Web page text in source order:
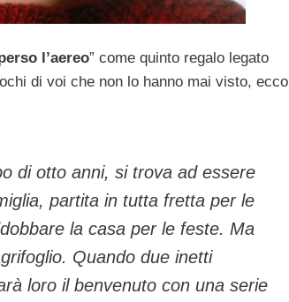
l’aereo” come quinto regalo legato
di voi che non lo hanno mai visto, ecco
di otto anni, si trova ad essere
partita in tutta fretta per le
la casa per le feste. Ma
Quando due inetti
loro il benvenuto con una serie